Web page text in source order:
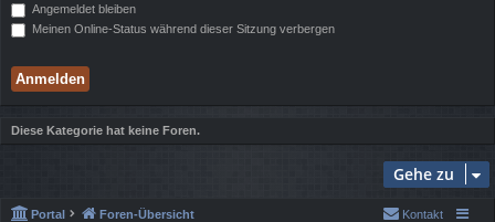
Angemeldet bleiben
Meinen Online-Status während dieser Sitzung verbergen
Diese Kategorie hat keine Foren.
Gehe zu
Portal Foren-Übersicht Kontakt